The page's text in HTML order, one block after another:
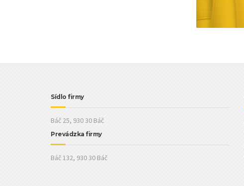
Sídlo firmy
Báč 25, 930 30 Báč
Prevádzka firmy
Báč 132, 930 30 Báč